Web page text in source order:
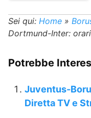
Sei qui: Home »
Dortmund-Inter:
Potrebbe
Juventus-
Diretta TV e